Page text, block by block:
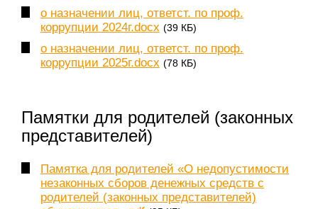
о назначении лиц, ответст. по проф.
коррупции 2024г.docx (39 КБ)
о назначении лиц, ответст. по проф.
коррупции 2025г.docx (78 КБ)
Памятки для родителей (законных
представителей)
Памятка для родителей «О недопустимости
незаконных сборов денежных средств с
родителей (законных представителей)